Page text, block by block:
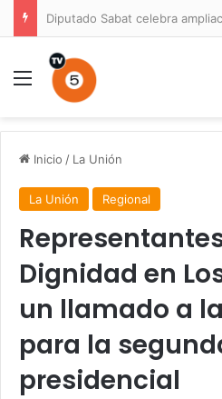
Menú
Inicio / La Unión
La Unión Regional
Dignidad en
un llamado a
para la
presidencial